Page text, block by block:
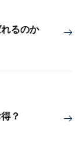
るのか
？